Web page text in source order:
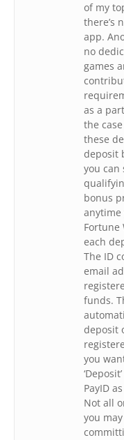
of my
there’s
app.
no
games
as a
the
these
deposit
you can
bonus
anytime
Fortune
each
The ID
email
funds.
deposit
you
PayID
Not all
you